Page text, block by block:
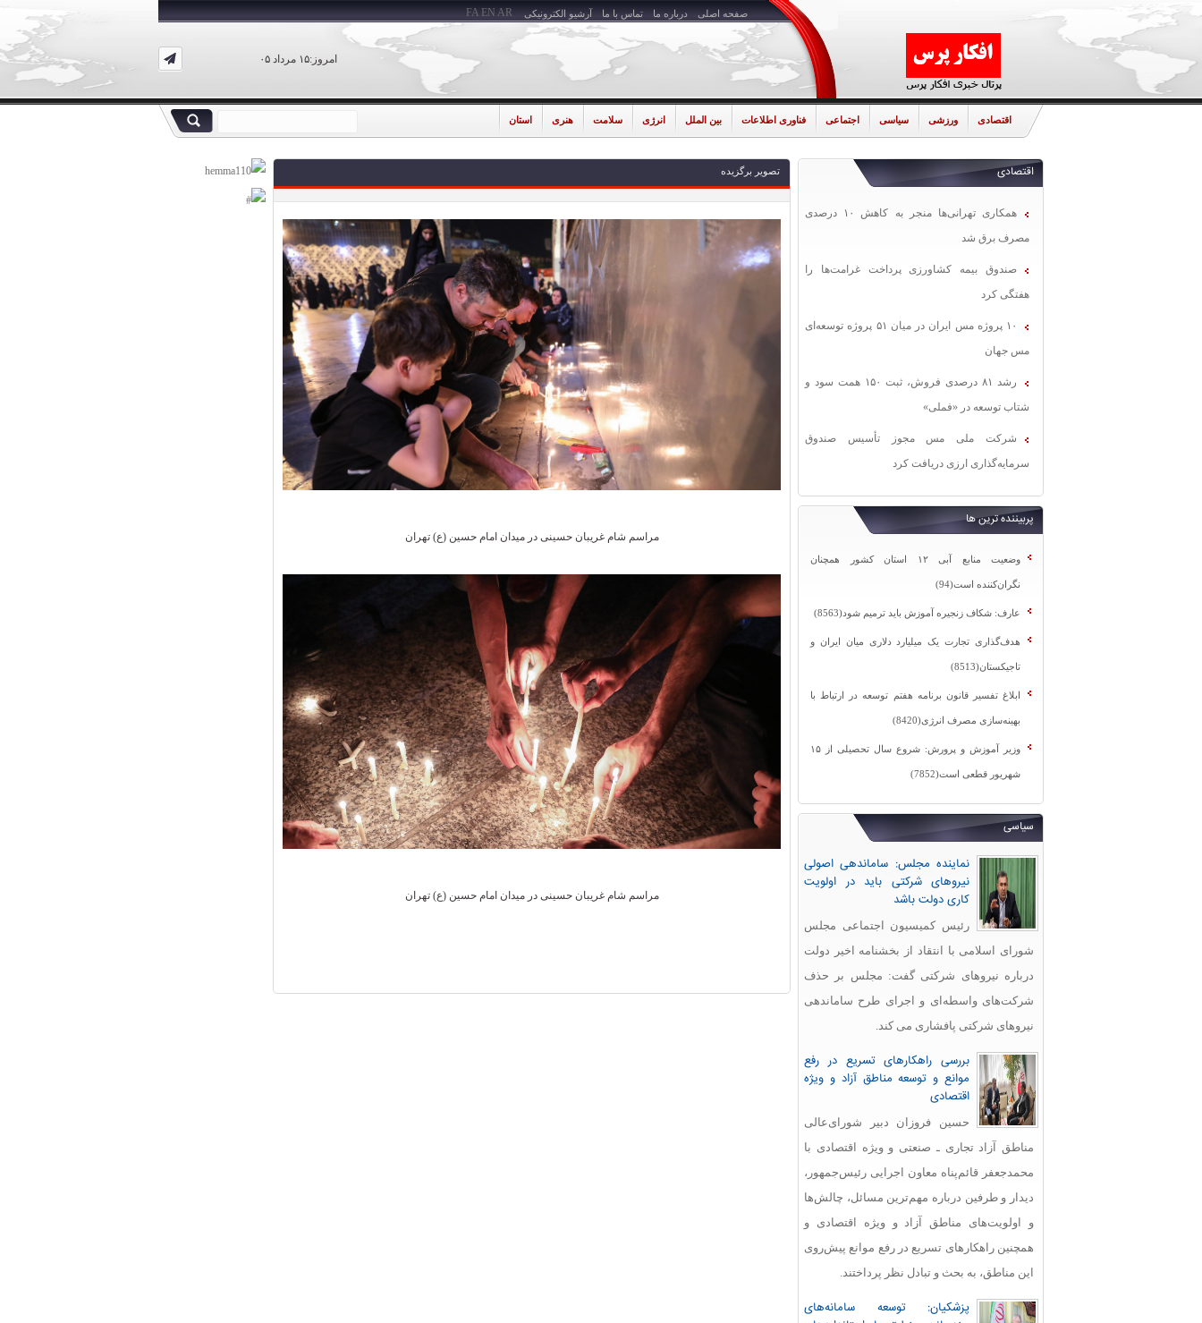
صفحه اصلی درباره ما تماس با ما آرشیو الکترونیکی
امروز:۱۵ مرداد ۰۵
FA EN AR
اقتصادی ورزشی سیاسی اجتماعی فناوری اطلاعات بین الملل انرژی سلامت هنری استان
اقتصادی
همکاری تهرانی‌ها منجر به کاهش ۱۰ درصدی
مصرف برق شد
صندوق بیمه کشاورزی پرداخت غرامت‌ها را
هفتگی کرد
۱۰ پروژه مس ایران در میان ۵۱ پروژه توسعه‌ای
مس جهان
رشد ۸۱ درصدی فروش، ثبت ۱۵۰ همت سود و
شتاب توسعه در «فملی»
شرکت ملی مس مجوز تأسیس صندوق
سرمایه‌گذاری ارزی دریافت کرد
پربیننده ترین ها
وضعیت منابع آبی ۱۲ استان کشور همچنان
نگران‌کننده است(94)
عارف: شکاف زنجیره آموزش باید ترمیم شود(8563)
هدف‌گذاری تجارت یک میلیارد دلاری میان ایران و
تاجیکستان(8513)
ابلاغ تفسیر قانون برنامه هفتم توسعه در ارتباط با
بهینه‌سازی مصرف انرژی(8420)
وزیر آموزش و پرورش: شروع سال تحصیلی از ۱۵
شهریور قطعی است(7852)
سیاسی
نماینده مجلس: ساماندهی اصولی
نیروهای شرکتی باید در اولویت
کاری دولت باشد
رئیس کمیسیون اجتماعی مجلس
شورای اسلامی با انتقاد از بخشنامه اخیر دولت
درباره نیروهای شرکتی گفت: مجلس بر حذف
شرکت‌های واسطه‌ای و اجرای طرح ساماندهی
نیروهای شرکتی پافشاری می کند.
بررسی راهکارهای تسریع در رفع
موانع و توسعه مناطق آزاد و ویژه
اقتصادی
حسین فروزان دبیر شورای‌عالی
مناطق آزاد تجاری ـ صنعتی و ویژه اقتصادی با
محمدجعفر قائم‌پناه معاون اجرایی رئیس‌جمهور،
دیدار و طرفین درباره مهم‌ترین مسائل، چالش‌ها
و اولویت‌های مناطق آزاد و ویژه اقتصادی و
همچنین راهکارهای تسریع در رفع موانع پیش‌روی
این مناطق، به بحث و تبادل نظر پرداختند.
پزشکیان: توسعه سامانه‌های
تصویر برگزیده
مراسم شام غریبان حسینی در میدان امام حسین (ع) تهران
مراسم شام غریبان حسینی در میدان امام حسین (ع) تهران